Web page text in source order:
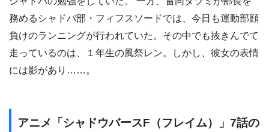
務めるシャドバ部・フィフスソードでは、今日も運動部顔
負けのランニングが行われていた。その中でも抜きんでて
走っているのは、１年生の風祭レン。しかし、彼女の表情
には影があり……。
アニメ「シャドウバースF（フレイム）」7話の